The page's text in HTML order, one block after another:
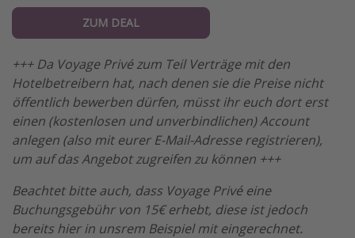
ZUM DEAL
+++ Da Voyage Privé zum Teil Verträge mit den
Hotelbetreibern hat, nach denen sie die Preise nicht
öffentlich bewerben dürfen, müsst ihr euch dort erst
einen (kostenlosen und unverbindlichen) Account
anlegen (also mit eurer E-Mail-Adresse registrieren),
um auf das Angebot zugreifen zu können +++
Beachtet bitte auch, dass Voyage Privé eine
Buchungsgebühr von 15€ erhebt, diese ist jedoch
bereits hier in unsrem Beispiel mit eingerechnet.